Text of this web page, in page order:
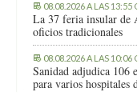
08.08.2026 A LAS 13:55
La 37 feria insular de
oficios tradicionales
08.08.2026 A LAS 10:06
Sanidad adjudica 106
para varios hospitales